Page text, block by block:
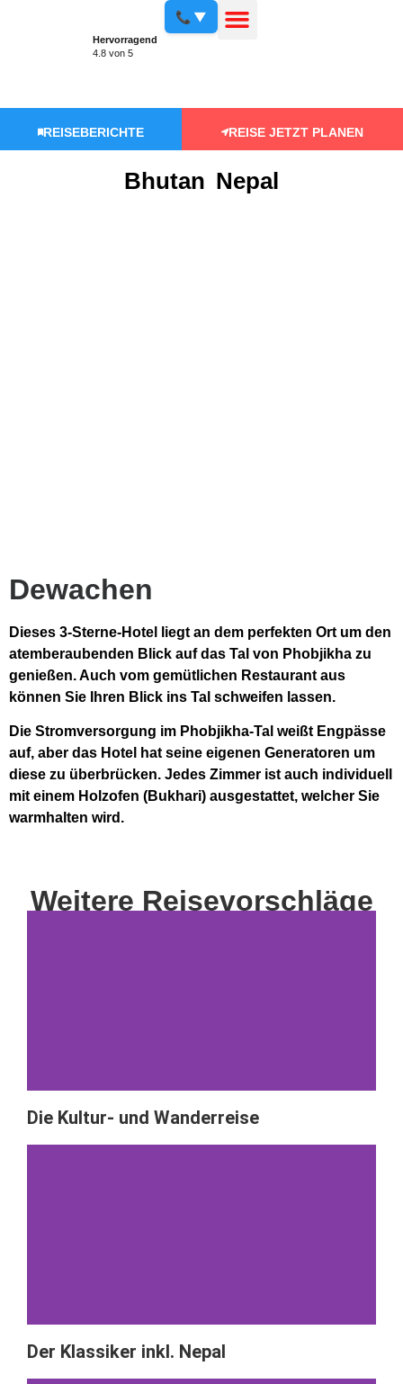
Hervorragend
4.8 von 5
📞 ▼
REISEBERICHTE REISE JETZT PLANEN
Bhutan Nepal
Dewachen
Dieses 3-Sterne-Hotel liegt an dem perfekten Ort um den
atemberaubenden Blick auf das Tal von Phobjikha zu
genießen. Auch vom gemütlichen Restaurant aus
können Sie Ihren Blick ins Tal schweifen lassen.
Die Stromversorgung im Phobjikha-Tal weißt Engpässe
auf, aber das Hotel hat seine eigenen Generatoren um
diese zu überbrücken. Jedes Zimmer ist auch individuell
mit einem Holzofen (Bukhari) ausgestattet, welcher Sie
warmhalten wird.
Weitere Reisevorschläge
Die Kultur- und Wanderreise
Der Klassiker inkl. Nepal